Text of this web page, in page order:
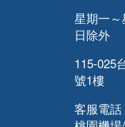
星期一～
日除外
115-025
號1樓
客服電話